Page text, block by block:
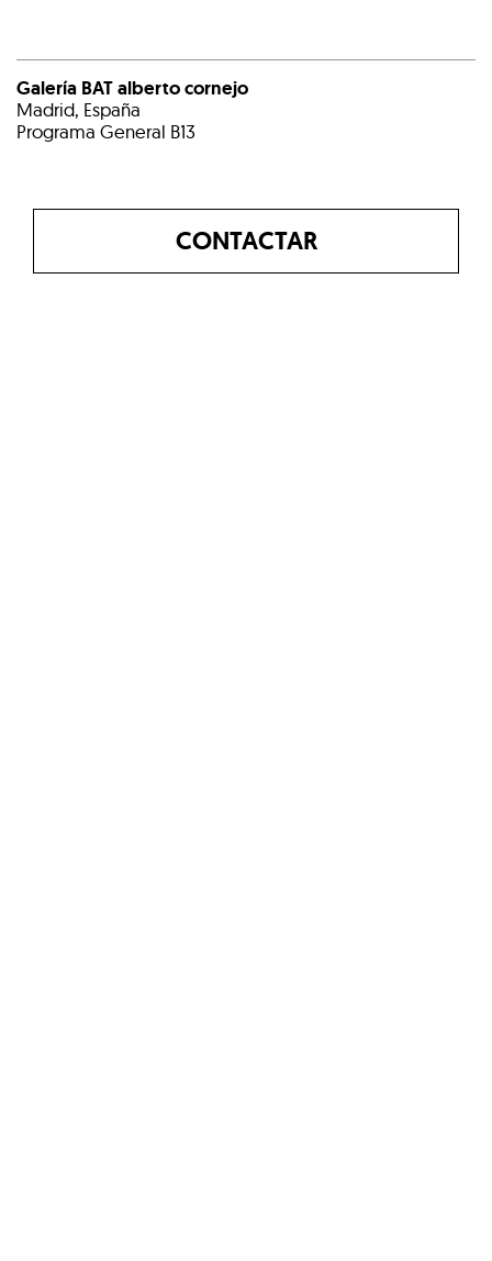
Galería BAT alberto cornejo
Madrid, España
Programa General B13
CONTACTAR